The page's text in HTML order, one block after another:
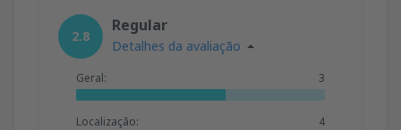
2.8
Regular
Detalhes da avaliação
Geral: 3
Localização: 4